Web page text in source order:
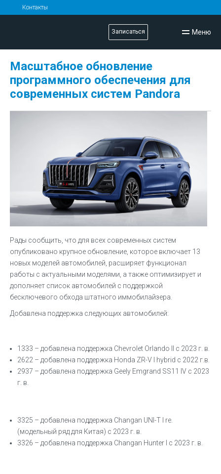
Контакты
Записаться Меню
Масштабное обновление
программного обеспечения для
современных систем Pandora
Рады сообщить, что для всех современных систем
опубликовано крупное обновление, которое включает 13
новых моделей автомобилей, расширяет функционал
работы с актуальными моделями, а также оптимизирует и
дополняет список автомобилей с поддержкой
бесключевого обхода штатного иммобилайзера.
Добавлена поддержка следующих автомобилей:
1333 – добавлена поддержка Chevrolet Orlando II с 2023 г. в.
2622 – добавлена поддержка Honda ZR-V I hybrid с 2022 г.в.
2937 – добавлена поддержка Geely Emgrand SS11 IV с 2023
г. в.
3325 – добавлена поддержка Changan UNI-T I re.
(модельный ряд для Китая) с 2023 г. в.
3326 – добавлена поддержка Changan Hunter I с 2023 г. в.